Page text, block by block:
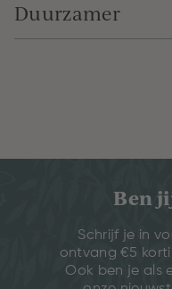
Duurzamer
Ben
Schrijf je in
ontvang €5
Ook ben je als